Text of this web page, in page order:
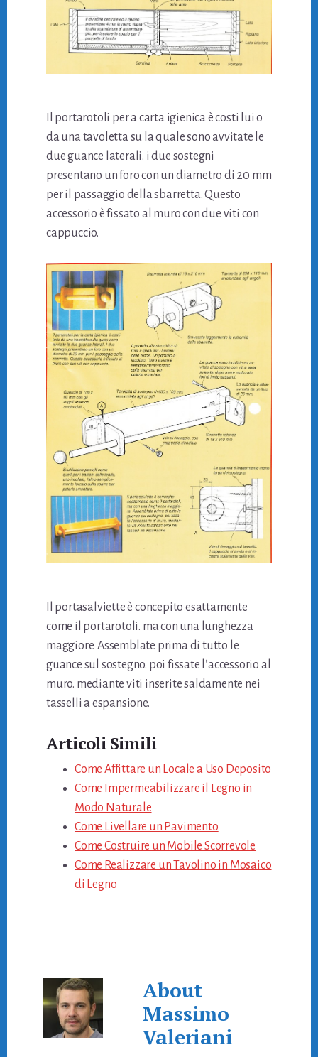
Il portarotoli per a carta igienica è costi lui o
da una tavoletta su la quale sono avvitate le
due guance laterali. i due sostegni
presentano un foro con un diametro di 20 mm
per il passaggio della sbarretta. Questo
accessorio è fissato al muro con due viti con
cappuccio.
Il portasalviette è concepito esattamente
come il portarotoli. ma con una lunghezza
maggiore. Assemblate prima di tutto le
guance sul sostegno. poi fissate l’accessorio al
muro. mediante viti inserite saldamente nei
tasselli a espansione.
Articoli Simili
Come Affittare un Locale a Uso Deposito
Come Impermeabilizzare il Legno in
Modo Naturale
Come Livellare un Pavimento
Come Costruire un Mobile Scorrevole
Come Realizzare un Tavolino in Mosaico
di Legno
About
Massimo
Valeriani